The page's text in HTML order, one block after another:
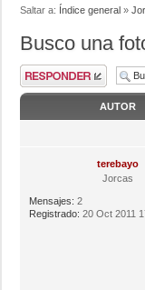
Saltar a: Índice general »
Busco una
AUTOR
terebayo
Jorcas
Mensajes: 2
Registrado: 20 Oct 2011